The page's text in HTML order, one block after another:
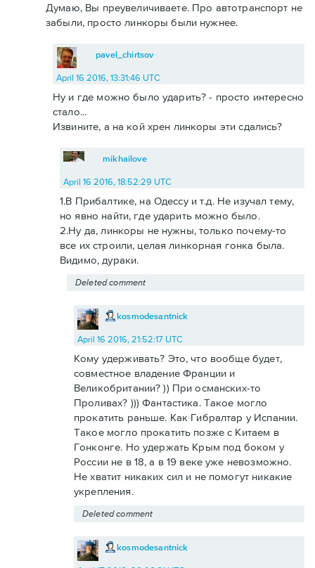
Думаю, Вы преувеличиваете. Про автотранспорт не
забыли, просто линкоры были нужнее.
pavel_chirtsov
April 16 2016, 13:31:46 UTC
Ну и где можно было ударить? - просто интересно
стало...
Извините, а на кой хрен линкоры эти сдались?
mikhailove
April 16 2016, 18:52:29 UTC
1.В Прибалтике, на Одессу и т.д. Не изучал тему,
но явно найти, где ударить можно было.
2.Ну да, линкоры не нужны, только почему-то
все их строили, целая линкорная гонка была.
Видимо, дураки.
Deleted comment
kosmodesantnick
April 16 2016, 21:52:17 UTC
Кому удерживать? Это, что вообще будет,
совместное владение Франции и
Великобритании? )) При османских-то
Проливах? ))) Фантастика. Такое могло
прокатить раньше. Как Гибралтар у Испании.
Такое могло прокатить позже с Китаем в
Гонконге. Но удержать Крым под боком у
России не в 18, а в 19 веке уже невозможно.
Не хватит никаких сил и не помогут никакие
укрепления.
Deleted comment
kosmodesantnick